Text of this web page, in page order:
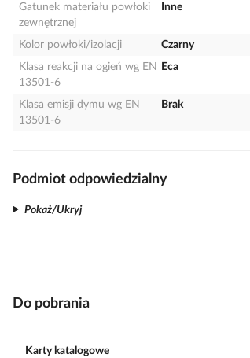
Gatunek materiału powłoki
zewnętrznej
Inne
Kolor powłoki/izolacji
Czarny
Klasa reakcji na ogień wg EN
13501-6
Eca
Klasa emisji dymu wg EN
13501-6
Brak
Podmiot odpowiedzialny
Pokaż/Ukryj
Do pobrania
Karty katalogowe